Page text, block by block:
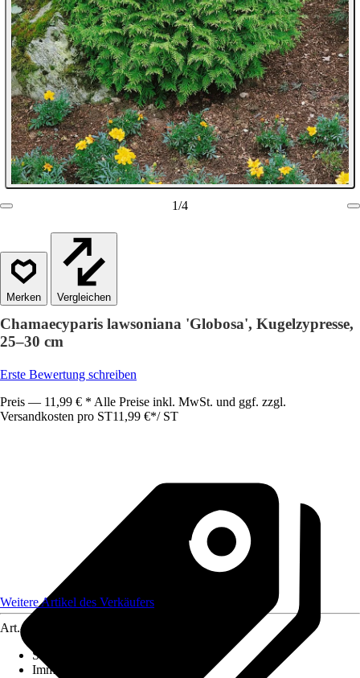
1/4
Vergleichen
Chamaecyparis lawsoniana 'Globosa', Kugelzypresse,
25–30 cm
Erste Bewertung schreiben
Preis — 11,99 € * Alle Preise inkl. MwSt. und ggf. zzgl.
Versandkosten pro ST11,99 €*/ ST
Weitere Artikel des Verkäufers
Art.-Nr.
Standort
Immergrün